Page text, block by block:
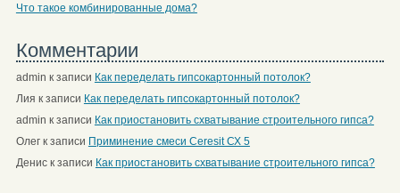
Что такое комбинированные дома?
Комментарии
admin к записи Как переделать гипсокартонный потолок?
Лия к записи Как переделать гипсокартонный потолок?
admin к записи Как приостановить схватывание строительного гипса?
Олегк записи Приминение смеси Ceresit СХ 5
Дениск записи Как приостановить схватывание строительного гипса?